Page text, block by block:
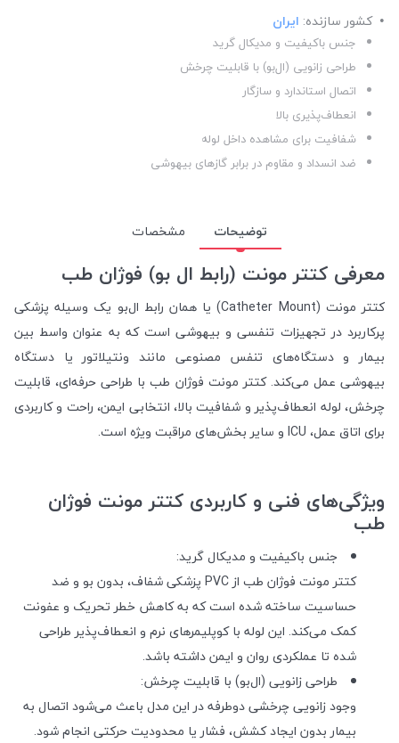
کشور سازنده: ایران
جنس باکیفیت و مدیکال گرید
طراحی زانویی (ال‌بو) با قابلیت چرخش
اتصال استاندارد و سازگار
انعطاف‌پذیری بالا
شفافیت برای مشاهده داخل لوله
ضد انسداد و مقاوم در برابر گازهای بیهوشی
توضیحات مشخصات
معرفی کتتر مونت (رابط ال بو) فوژان طب
کتتر مونت (Catheter Mount) یا همان رابط ال‌بو یک وسیله پزشکی
پرکاربرد در تجهیزات تنفسی و بیهوشی است که به عنوان واسط بین
بیمار و دستگاه‌های تنفس مصنوعی مانند ونتیلاتور یا دستگاه
بیهوشی عمل می‌کند. کتتر مونت فوژان طب با طراحی حرفه‌ای، قابلیت
چرخش، لوله انعطاف‌پذیر و شفافیت بالا، انتخابی ایمن، راحت و کاربردی
برای اتاق عمل، ICU و سایر بخش‌های مراقبت ویژه است.
ویژگی‌های فنی و کاربردی کتتر مونت فوژان
طب
جنس باکیفیت و مدیکال گرید:
کتتر مونت فوژان طب از PVC پزشکی شفاف، بدون بو و ضد
حساسیت ساخته شده است که به کاهش خطر تحریک و عفونت
کمک می‌کند. این لوله با کوپلیمرهای نرم و انعطاف‌پذیر طراحی
شده تا عملکردی روان و ایمن داشته باشد.
طراحی زانویی (ال‌بو) با قابلیت چرخش:
وجود زانویی چرخشی دوطرفه در این مدل باعث می‌شود اتصال به
بیمار بدون ایجاد کشش، فشار یا محدودیت حرکتی انجام شود.